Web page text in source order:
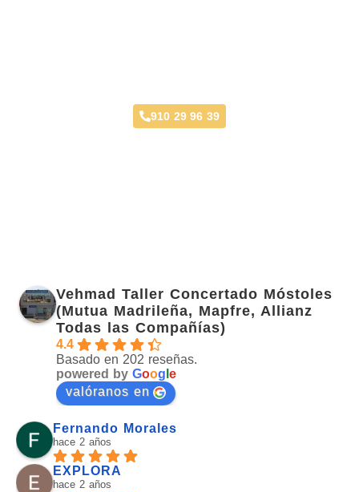
910 29 96 39
Vehmad Taller Concertado Móstoles
(Mutua Madrileña, Mapfre, Allianz
Todas las Compañías)
4.4
Basado en 202 reseñas.
powered by Goog e
valóranos en
Fernando Morales
hace 2 años
EXPLORA
hace 2 años